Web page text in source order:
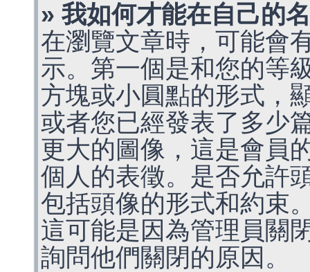
» 我如何才能在自己的
在瀏覽文章時，可能會
示。第一個是和您的等
方塊或小圓點的形式，
或者您已經發表了多少
更大的圖像，這是會員
個人的表徵。是否允許
包括頭像的形式和約束
這可能是因為管理員關
詢問他們關閉的原因。